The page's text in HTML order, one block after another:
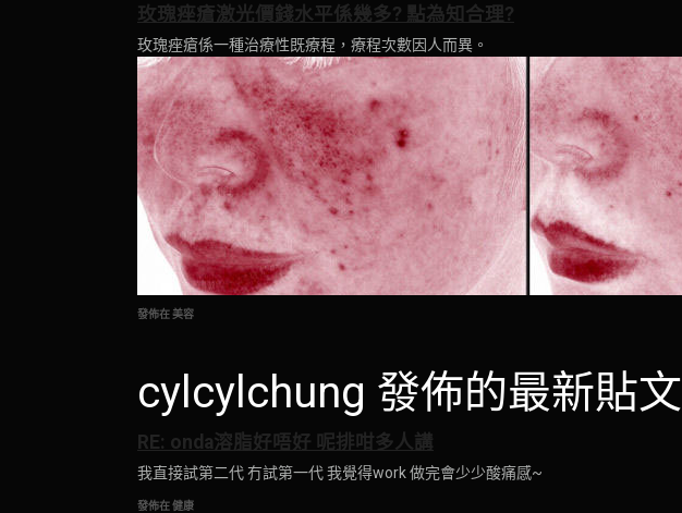
玫瑰痤瘡激光價錢水平係幾多? 點為知合理?
玫瑰痤瘡係一種治療性既療程，療程次數因人而異。
發佈在 美容
cylcylchung 發佈的最新貼文
RE: onda溶脂好唔好 呢排咁多人講
我直接試第二代 冇試第一代 我覺得work 做完會少少酸痛感~
發佈在 健康